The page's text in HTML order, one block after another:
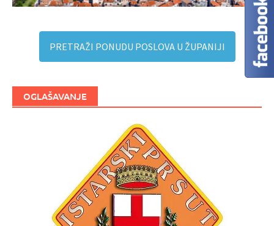
PRETRAŽI PONUDU POSLOVA U ŽUPANIJI
OGLAŠAVANJE